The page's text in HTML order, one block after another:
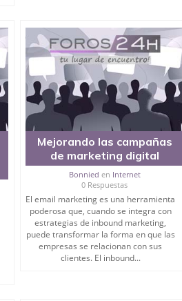
Mejorando las campañas
de marketing digital
Bonnied en Internet
0 Respuestas
El email marketing es una herramienta
poderosa que, cuando se integra con
estrategias de inbound marketing,
puede transformar la forma en que las
empresas se relacionan con sus
clientes. El inbound...